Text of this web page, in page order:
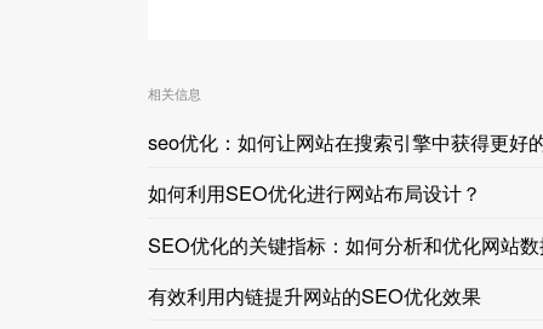
相关信息
seo优化：如何让网站在搜索引擎中获得更好
如何利用SEO优化进行网站布局设计？
SEO优化的关键指标：如何分析和优化网站
有效利用内链提升网站的SEO优化效果